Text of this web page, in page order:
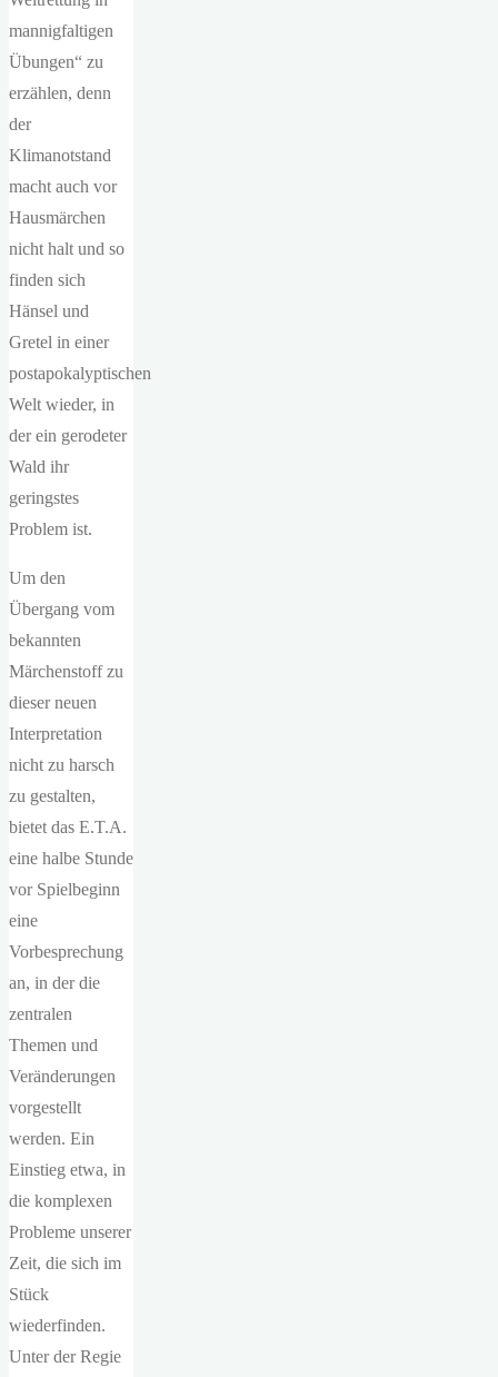
mannigfaltigen
Übungen“ zu
erzählen, denn
der
Klimanotstand
macht auch vor
Hausmärchen
nicht halt und so
finden sich
Hänsel und
Gretel in einer
postapokalyptischen
Welt wieder, in
der ein gerodeter
Wald ihr
geringstes
Problem ist.
Um den
Übergang vom
bekannten
Märchenstoff zu
dieser neuen
Interpretation
nicht zu harsch
zu gestalten,
bietet das E.T.A.
eine halbe Stunde
vor Spielbeginn
eine
Vorbesprechung
an, in der die
zentralen
Themen und
Veränderungen
vorgestellt
werden. Ein
Einstieg etwa, in
die komplexen
Probleme unserer
Zeit, die sich im
Stück
wiederfinden.
Unter der Regie